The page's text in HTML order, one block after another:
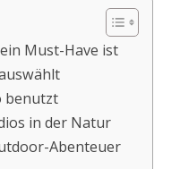
Must-Have ist
benutzt
in der Natur
Abenteuer